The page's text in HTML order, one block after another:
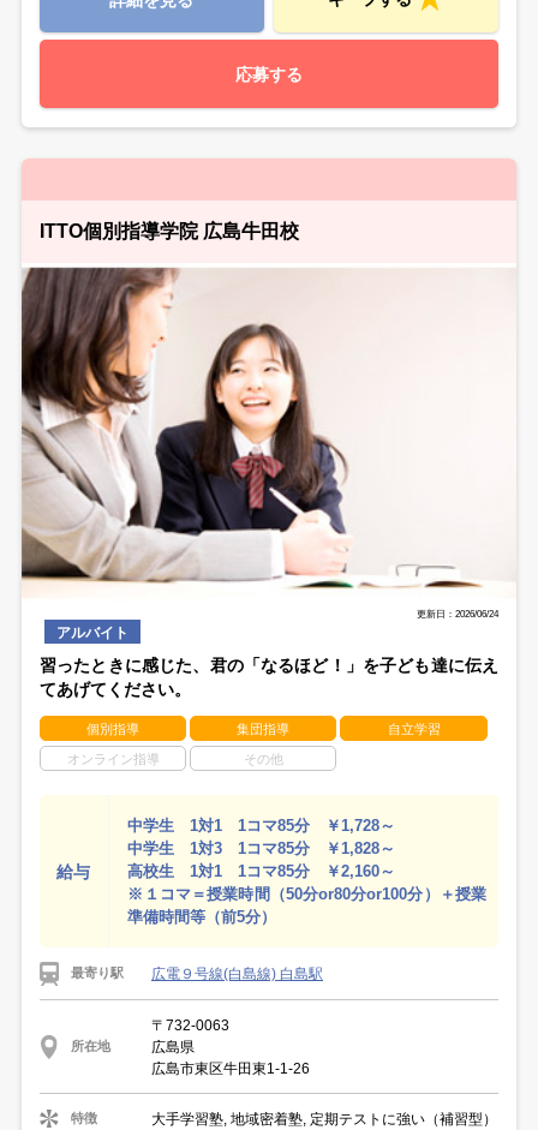
応募する
ITTO個別指導学院 広島牛田校
更新日：2026/06/24
アルバイト
習ったときに感じた、君の「なるほど！」を子ども達に伝え
てあげてください。
個別指導 集団指導 自立学習
オンライン指導 その他
給与
中学生 1対1 1コマ85分 ￥1,728～
中学生 1対3 1コマ85分 ￥1,828～
高校生 1対1 1コマ85分 ￥2,160～
※１コマ＝授業時間（50分or80分or100分）＋授業
準備時間等（前5分）
最寄り駅 広電９号線(白島線) 白島駅
所在地
〒732-0063
広島県
広島市東区牛田東1-1-26
特徴 大手学習塾, 地域密着塾, 定期テストに強い（補習型）